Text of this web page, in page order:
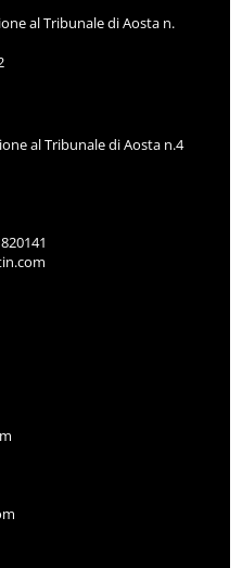
al Tribunale di Aosta n.
al Tribunale di Aosta n.4